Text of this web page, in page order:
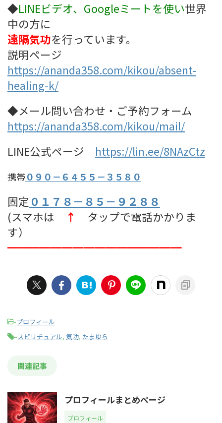
◆LINEビデオ、Googleミートを使い世界
中の方に
遠隔気功を行っています。
説明ページ
https://ananda358.com/kikou/absent-
healing-k/
◆メール問い合わせ・ご予約フォーム
https://ananda358.com/kikou/mail/
LINE公式ページ https://lin.ee/8NAzCtz
携帯０９０－６４５５－３５８０
固定 ０１７８－８５－９２８８
(スマホは
↑
タップで電話かかりま
す）
━━━━━━━━━━━━━━━━
-プロフィール
-スピリチュアル, 気功, たまゆら
関連記事
プロフィールまとめページ
プロフィール